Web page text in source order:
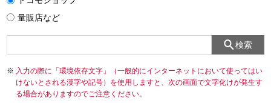
量販店など
検索
入力の際に「環境依存文字」（一般的にインターネットにおいて使ってはい
けないとされる漢字や記号）を使用しますと、次の画面で文字化けが発生す
る場合がありますのでご注意ください。